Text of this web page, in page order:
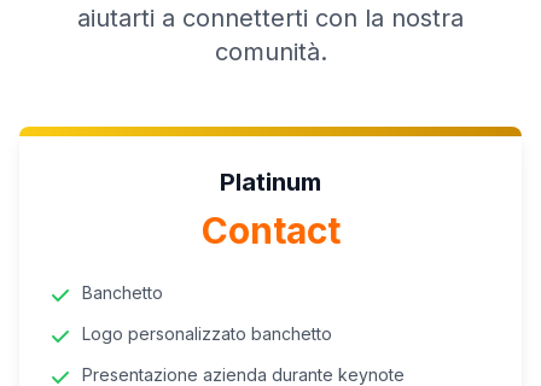
aiutarti a connetterti con la nostra
comunità.
Platinum
Contact
Banchetto
Logo personalizzato banchetto
Presentazione azienda durante keynote